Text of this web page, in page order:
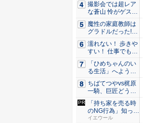
撮影会では超レア
な蒼山 怜がゲスト
登場！...
魔性の家庭教師は
グラドルだった!?
村雨...
濡れない！ 歩きや
すい！ 仕事でも履
ける...
「ひめちゃんのい
る生活」へようこ
そ！ 「...
ちばてつやvs梶原
一騎、巨匠どうし
のガチ...
「持ち家を売る時
のNG行為」知って
るだけ...
イエウール